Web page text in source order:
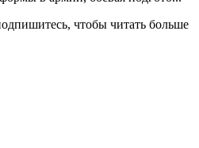
чтобы читать больше